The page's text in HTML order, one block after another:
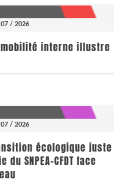
/ 2026
interne illustre
/ 2026
écologique juste
SNPEA-CFDT face